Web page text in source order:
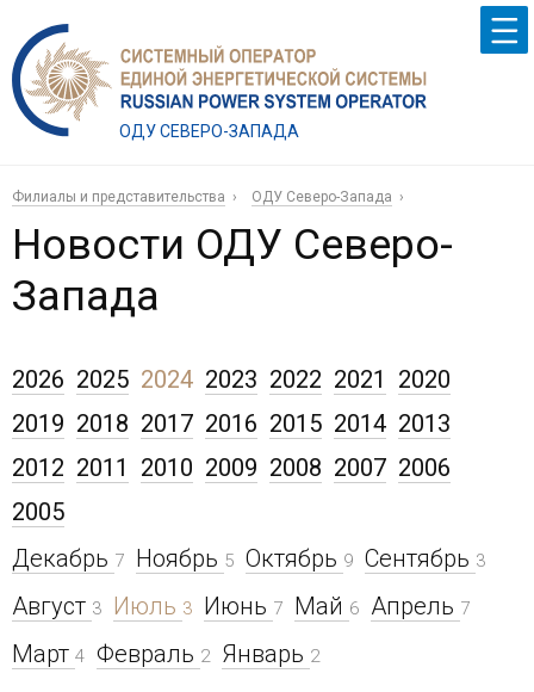
ОДУ СЕВЕРО-ЗАПАДА
Филиалы и представительства ОДУ Северо-Запада
Новости ОДУ Северо-
Запада
2026 2025 2024
Декабрь 7 Ноябрь 5 Октябрь 9 Сентябрь 3
Август 3 Июль 3 Июнь 7 Май 6 Апрель 7
Март 4 Февраль 2 Январь 2
2023 2022 2021
2020
2019 2018 2017 2016 2015 2014 2013
2012 2011 2010 2009 2008 2007 2006
2005